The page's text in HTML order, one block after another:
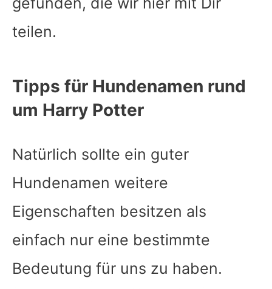
teilen.
Tipps für Hundenamen rund
um Harry Potter
Natürlich sollte ein guter
Hundenamen weitere
Eigenschaften besitzen als
einfach nur eine bestimmte
Bedeutung für uns zu haben.